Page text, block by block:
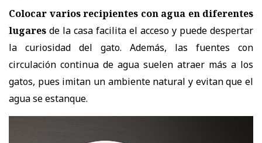
Colocar variosrecipientes con agua en diferentes
lugares de la casa facilita el acceso y puede despertar
la curiosidad del gato. Además, las fuentes con
circulación continua de agua suelen atraer más a los
gatos, pues imitan un ambiente natural y evitan que el
agua se estanque.